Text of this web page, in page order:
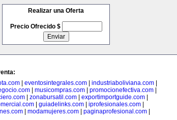
Realizar una Oferta
Precio Ofrecido $
eventosintegrales.com industriaboliviana.com
musicompras.com promocionefectiva.com
| zonabursatil.com| exportimportguide.com|
guiadelinks.com iprofesionales.com
modamujeres.com paginaprofesional.com